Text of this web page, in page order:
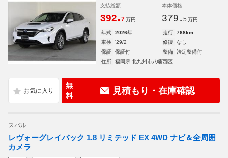
支払総額
392.7 万円
本体価格
379. 5 万円
年式 2026年 走行
768km
車検
'29/2 修復
なし
保証
保証付 整備
法定整備付
住所
福岡県 北九州市八幡西区
無
料
見積もり・在庫確認
スバル
レヴォーグレイバック 1.8 リミテッド EX 4WD ナビ＆全周囲
カメラ